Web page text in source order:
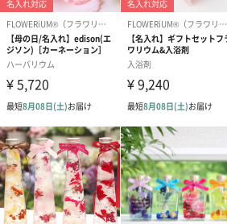
ご注意事項
熨斗の対応はできかねますため、ご了承
商品詳細情報
サイズ
高さ74mm 直径72mm
材質
ガラス